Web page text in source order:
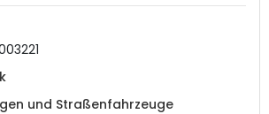
und Straßenfahrzeuge